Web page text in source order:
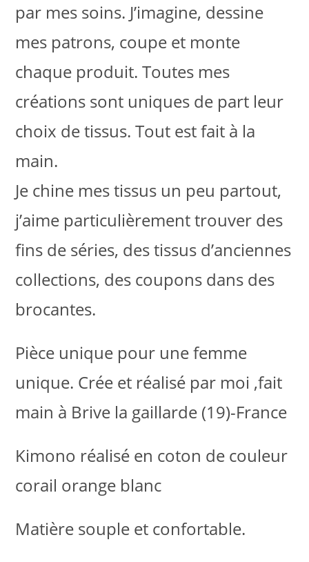
par mes soins. J’imagine, dessine
mes patrons, coupe et monte
chaque produit. Toutes mes
créations sont uniques de part leur
choix de tissus. Tout est fait à la
main.
Je chine mes tissus un peu partout,
j’aime particulièrement trouver des
fins de séries, des tissus d’anciennes
collections, des coupons dans des
brocantes.
Pièce unique pour une femme
unique. Crée et réalisé par moi ,fait
main à Brive la gaillarde (19)-France
Kimono réalisé en coton de couleur
corail orange blanc
Matière souple et confortable.